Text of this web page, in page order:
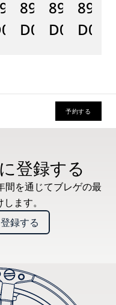
J40
DU PETIT TRIANON
5W/J40
8918BB/5D/
D0
8938BB/
D0
D000
予約する
登録する
間を通じてブレゲの最
ます。
録する